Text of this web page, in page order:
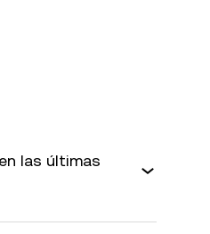
las últimas